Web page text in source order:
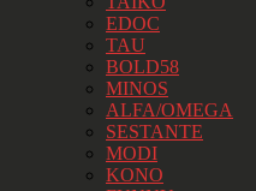
EDOC
TAU
BOLD58
MINOS
ALFA/OMEGA
SESTANTE
MODI
KONO